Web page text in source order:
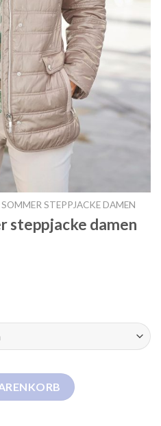
STEPPJACKE DAMEN
steppjacke damen
damen Menge